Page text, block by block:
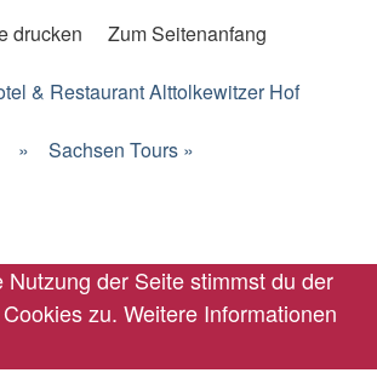
drucken Zum Seitenanfang
& Restaurant Alttolkewitzer Hof
» Sachsen Tours »
Nutzung der Seite stimmst du der
zu. Weitere Informationen